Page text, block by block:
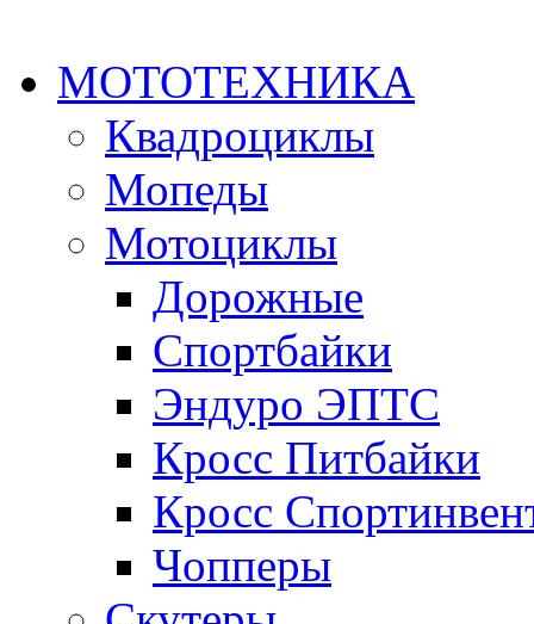
МОТОТЕХНИКА
Квадроциклы
Мопеды
Мотоциклы
Дорожные
Спортбайки
Эндуро ЭПТС
Кросс Питбайки
Кросс
Чопперы